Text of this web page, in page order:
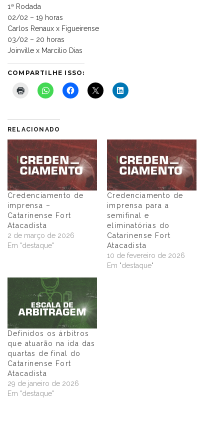
1ª Rodada
02/02 – 19 horas
Carlos Renaux x Figueirense
03/02 – 20 horas
Joinville x Marcílio Dias
COMPARTILHE ISSO:
RELACIONADO
Credenciamento de
imprensa –
Catarinense Fort
Atacadista
2 de março de 2026
Em "destaque"
Credenciamento de
imprensa para a
semifinal e
eliminatórias do
Catarinense Fort
Atacadista
10 de fevereiro de 2026
Em "destaque"
Definidos os árbitros
que atuarão na ida das
quartas de final do
Catarinense Fort
Atacadista
29 de janeiro de 2026
Em "destaque"